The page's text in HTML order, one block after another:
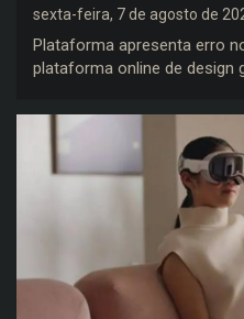
sexta-feira, 7 de agosto de
Plataforma apresenta erro
plataforma online de design